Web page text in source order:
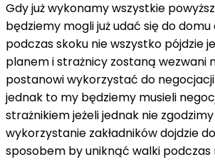
Gdy już wykonamy wszystkie
będziemy mogli już udać się do
podczas skoku nie wszystko pójdzie
planem i strażnicy zostaną wezwani
postanowi wykorzystać do negocjacji
jednak to my będziemy musieli
strażnikiem jeżeli jednak nie
wykorzystanie zakładników dojdzie
sposobem by uniknąć walki podczas